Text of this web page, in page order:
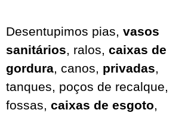
Desentupimos pias, vasos
sanitários, ralos, caixas de
gordura, canos, privadas,
tanques, poços de recalque,
fossas, caixas de esgoto,